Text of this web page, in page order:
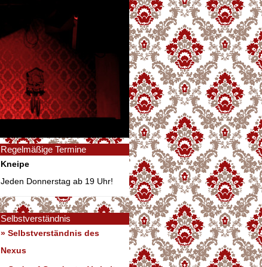
Regelmäßige Termine
Kneipe
Jeden Donnerstag ab 19 Uhr!
Selbstverständnis
» Selbstverständnis des
Nexus